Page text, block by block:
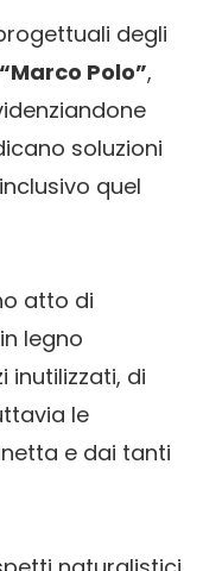
degli
Polo”,
soluzioni
quel
atto di
legno
inutilizzati, di
le
e dai tanti